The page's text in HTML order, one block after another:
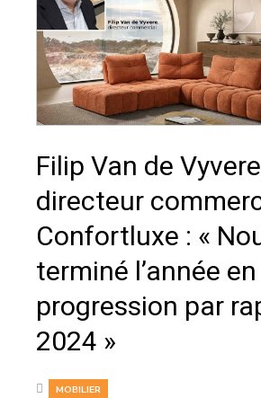
Filip Van de
directeur
Confortluxe : «
terminé l’année en
progression par
2024 »
MOBILIER